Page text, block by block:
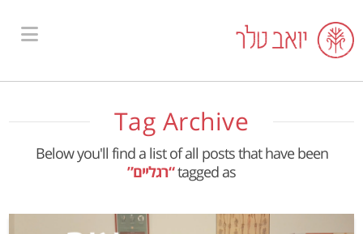
Tag Archive
Below you'll find a list of all posts that have been
tagged as“רגליים”